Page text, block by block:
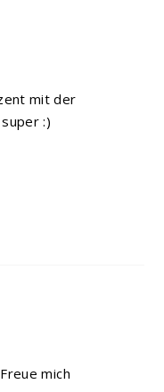
mit der
:)
mich